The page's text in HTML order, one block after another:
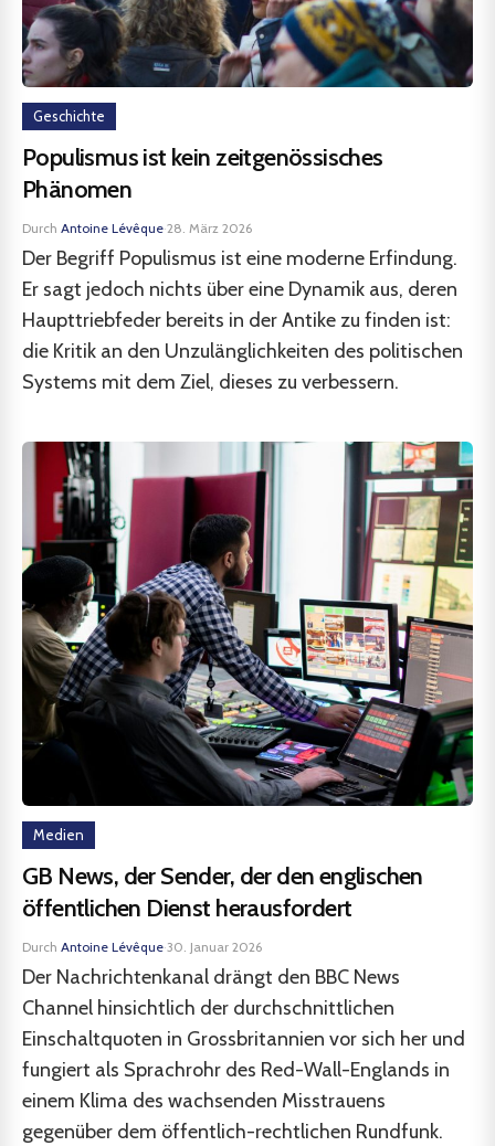
Geschichte
Populismus ist kein zeitgenössisches
Phänomen
Durch Antoine Lévêque·28. März 2026
Der Begriff Populismus ist eine moderne Erfindung.
Er sagt jedoch nichts über eine Dynamik aus, deren
Haupttriebfeder bereits in der Antike zu finden ist:
die Kritik an den Unzulänglichkeiten des politischen
Systems mit dem Ziel, dieses zu verbessern.
Medien
GB News, der Sender, der den englischen
öffentlichen Dienst herausfordert
Durch Antoine Lévêque·30. Januar 2026
Der Nachrichtenkanal drängt den BBC News
Channel hinsichtlich der durchschnittlichen
Einschaltquoten in Grossbritannien vor sich her und
fungiert als Sprachrohr des Red-Wall-Englands in
einem Klima des wachsenden Misstrauens
gegenüber dem öffentlich-rechtlichen Rundfunk.